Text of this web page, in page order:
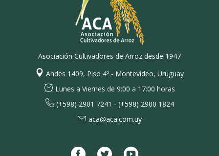
Asociación Cultivadores de Arroz desde 1947
Andes 1409, Piso 4º - Montevideo, Uruguay
Lunes a Viernes de 9:00 a 17:00 horas
(+598) 2901 7241 - (+598) 2900 1824
aca@aca.com.uy